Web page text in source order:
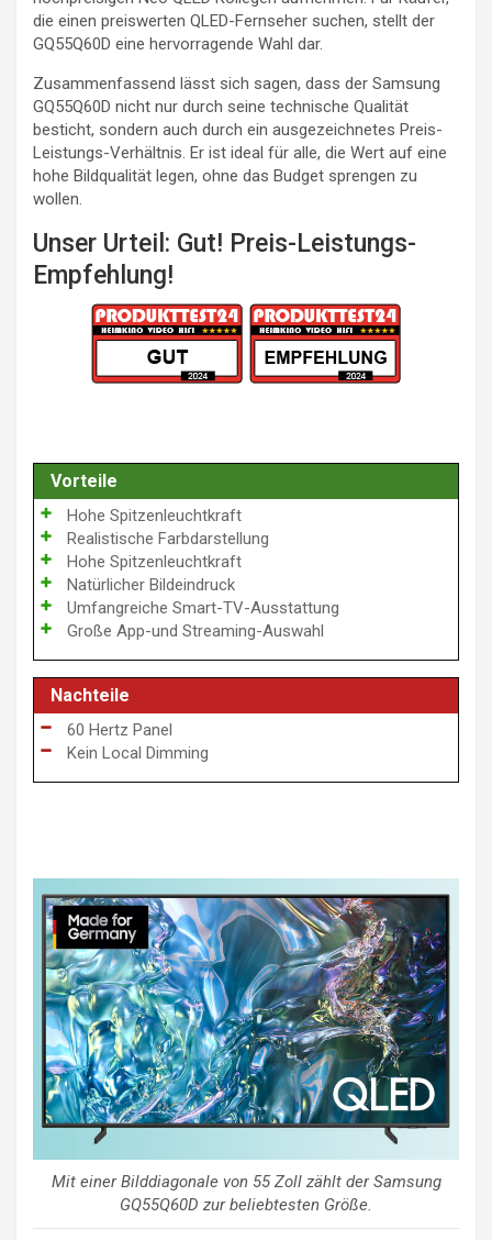
die einen preiswerten QLED-Fernseher suchen, stellt der
GQ55Q60D eine hervorragende Wahl dar.
Zusammenfassend lässt sich sagen, dass der Samsung
GQ55Q60D nicht nur durch seine technische Qualität
besticht, sondern auch durch ein ausgezeichnetes Preis-
Leistungs-Verhältnis. Er ist ideal für alle, die Wert auf eine
hohe Bildqualität legen, ohne das Budget sprengen zu
wollen.
Unser Urteil: Gut! Preis-Leistungs-
Empfehlung!
Vorteile
Hohe Spitzenleuchtkraft
Realistische Farbdarstellung
Hohe Spitzenleuchtkraft
Natürlicher Bildeindruck
Umfangreiche Smart-TV-Ausstattung
Große App-und Streaming-Auswahl
Nachteile
60 Hertz Panel
Kein Local Dimming
Mit einer Bilddiagonale von 55 Zoll zählt der Samsung
GQ55Q60D zur beliebtesten Größe.